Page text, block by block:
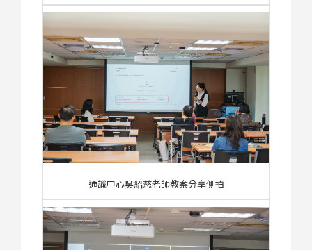
通識中心吳紹慈老師教案分享側拍